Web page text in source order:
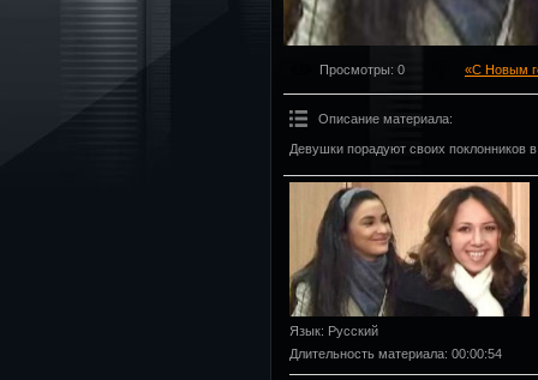
Просмотры: 0 «С Новым
Описание материала:
Девушки порадуют своих поклонников
Язык: Русский
Длительность материала: 00:00:54